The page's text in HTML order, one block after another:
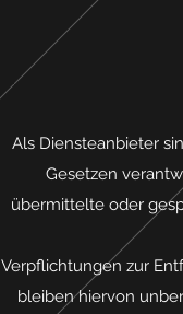
Als Diensteanbieter
Gesetzen
übermittelte oder
Verpflichtungen zur
bleiben hiervon